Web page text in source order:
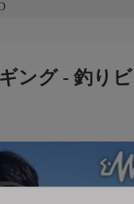
ング - 釣り